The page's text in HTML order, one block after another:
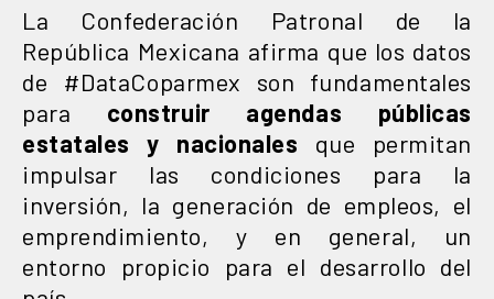
La Confederación Patronal de la
República Mexicana afirma que los datos
de #DataCoparmex son fundamentales
para construir agendas públicas
estatales y nacionales que permitan
impulsar las condiciones para la
inversión, la generación de empleos, el
emprendimiento, y en general, un
entorno propicio para el desarrollo del